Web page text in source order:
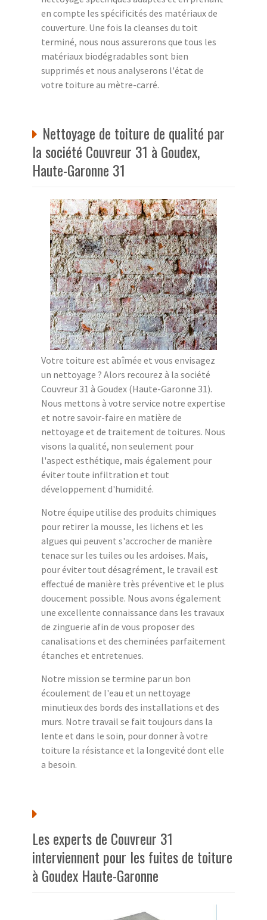
en compte les spécificités des matériaux de
couverture. Une fois la cleanses du toit
terminé, nous nous assurerons que tous les
matériaux biodégradables sont bien
supprimés et nous analyserons l'état de
votre toiture au mètre-carré.
Nettoyage de toiture de qualité par
la société Couvreur 31 à Goudex,
Haute-Garonne 31
Votre toiture est abîmée et vous envisagez
un nettoyage ? Alors recourez à la société
Couvreur 31 à Goudex (Haute-Garonne 31).
Nous mettons à votre service notre expertise
et notre savoir-faire en matière de
nettoyage et de traitement de toitures. Nous
visons la qualité, non seulement pour
l'aspect esthétique, mais également pour
éviter toute infiltration et tout
développement d'humidité.
Notre équipe utilise des produits chimiques
pour retirer la mousse, les lichens et les
algues qui peuvent s'accrocher de manière
tenace sur les tuiles ou les ardoises. Mais,
pour éviter tout désagrément, le travail est
effectué de manière très préventive et le plus
doucement possible. Nous avons également
une excellente connaissance dans les travaux
de zinguerie afin de vous proposer des
canalisations et des cheminées parfaitement
étanches et entretenues.
Notre mission se termine par un bon
écoulement de l'eau et un nettoyage
minutieux des bords des installations et des
murs. Notre travail se fait toujours dans la
lente et dans le soin, pour donner à votre
toiture la résistance et la longevité dont elle
a besoin.
Les experts de Couvreur 31
interviennent pour les fuites de toiture
à Goudex Haute-Garonne